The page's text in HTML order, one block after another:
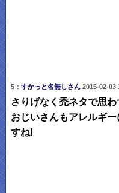
5： すかっと名無しさん 2015-02-03
さりげなく禿ネタで思
おじいさんもアレルギ
すね!